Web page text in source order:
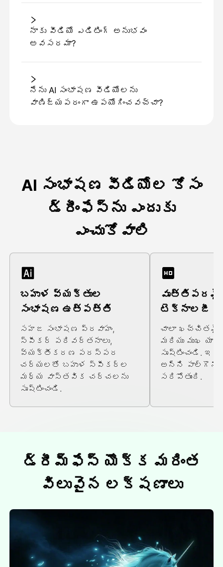
నాకు వీడియో ఎడిటింగ్ అనుభవం
అవసరమా?
నేను AI సంభాషణ వీడియోలను
వాణిజ్యపరంగా ఉపయోగించవచ్చా?
AI సంభాషణ వీడియోల కోసం
డ్రీంఫేస్ను ఎందుకు
ఎంచుకోవాలి
బహుళ వ్యక్తుల
సంభాషణ ఉత్పత్తి
సహజ సంభాషణ ప్రవాహం,
స్పీకర్ పరివర్తనాలు,
వ్యక్తీకరణ పరస్పర
చర్యలతో బహుళ స్పీకర్ల
మధ్య వాస్తవిక చర్చలను
సృష్టించండి.
టెక్నాలజీ
చాలా
మరియు ముఖ
సృష్టించండి.
అన్ని
సరిపోతుంది.
డ్రీమ్ఫేస్ యొక్క మరింత
విలువైన లక్షణాలు